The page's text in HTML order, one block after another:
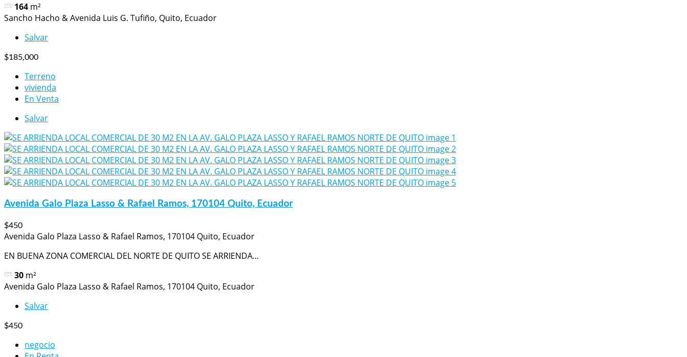
164 m²
Sancho Hacho & Avenida Luis G. Tufiño, Quito, Ecuador
Salvar
$185,000
Terreno
vivienda
En Venta
Salvar
Avenida Galo Plaza Lasso & Rafael Ramos, 170104 Quito, Ecuador
$450
Avenida Galo Plaza Lasso & Rafael Ramos, 170104 Quito, Ecuador
EN BUENA ZONA COMERCIAL DEL NORTE DE QUITO SE ARRIENDA...
30 m²
Avenida Galo Plaza Lasso & Rafael Ramos, 170104 Quito, Ecuador
Salvar
$450
negocio